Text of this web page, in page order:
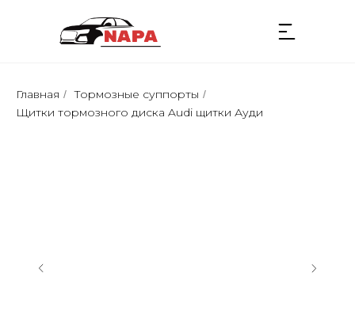
Главная / Тормозные суппорты /
Щитки тормозного диска Audi щитки Ауди